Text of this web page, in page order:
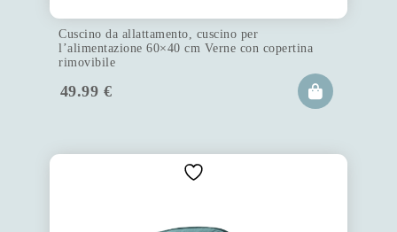
Cuscino da allattamento, cuscino per
l’alimentazione 60×40 cm Verne con copertina
rimovibile
49.99 €